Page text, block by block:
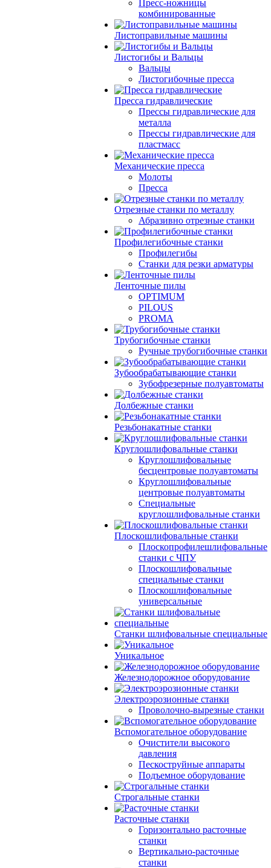
Пресс-ножницы
комбинированные
Листоправильные машины
Листогибы и Вальцы
Вальцы
Листогибочные пресса
Пресса гидравлические
Прессы гидравлические для
металла
Прессы гидравлические для
пластмасс
Механические пресса
Молоты
Пресса
Отрезные станки по металлу
Абразивно отрезные станки
Профилегибочные станки
Профилегибы
Станки для резки арматуры
Ленточные пилы
OPTIMUM
PILOUS
PROMA
Трубогибочные станки
Ручные трубогибочные станки
Зубообрабатывающие станки
Зубофрезерные полуавтоматы
Долбежные станки
Резьбонакатные станки
Круглошлифовальные станки
Круглошлифовальные
бесцентровые полуавтоматы
Круглошлифовальные
центровые полуавтоматы
Специальные
круглошлифовальные станки
Плоскошлифовальные станки
Плоскопрофилешлифовальные
станки с ЧПУ
Плоскошлифовальные
специальные станки
Плоскошлифовальные
универсальные
Станки шлифовальные специальные
Уникальное
Железнодорожное оборудование
Электроэрозионные станки
Проволочно-вырезные станки
Вспомогательное оборудование
Очистители высокого
давления
Пескоструйные аппараты
Подъемное оборудование
Строгальные станки
Расточные станки
Горизонтально расточные
станки
Вертикально-расточные
станки